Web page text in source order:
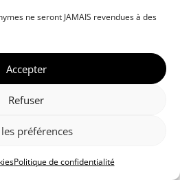
ne seront JAMAIS revendues à des
Accepter
Refuser
préférences
Politique de confidentialité
professionnelles • Paris •